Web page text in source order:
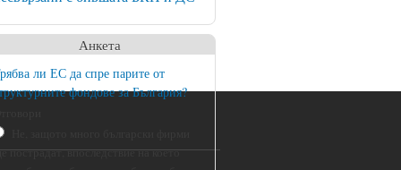
Анкета
ли ЕС да спре парите от
фондове за България?
пострадат, впоследствие на което